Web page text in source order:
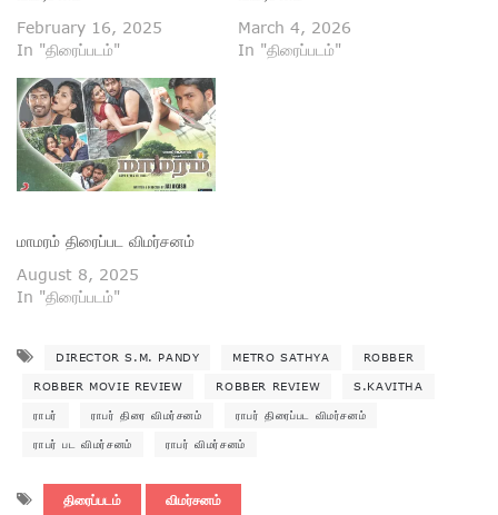
February 16, 2025
In "திரைப்படம்"
March 4, 2026
In "திரைப்படம்"
மாமரம் திரைப்பட விமர்சனம்
August 8, 2025
In "திரைப்படம்"
DIRECTOR S.M. PANDY METRO SATHYA ROBBER
ROBBER MOVIE REVIEW ROBBER REVIEW S.KAVITHA
ராபர் ராபர் திரை விமர்சனம் ராபர் திரைப்பட விமர்சனம்
ராபர் பட விமர்சனம் ராபர் விமர்சனம்
திரைப்படம் விமர்சனம்